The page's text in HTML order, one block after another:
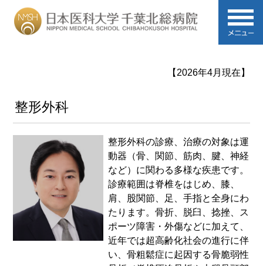
【2026年4月現在】
整形外科
整形外科の診療、治療の対象は運
動器（骨、関節、筋肉、腱、神経
など）に関わる多様な疾患です。
診療範囲は脊椎をはじめ、膝、
肩、股関節、足、手指と全身にわ
たります。骨折、脱臼、捻挫、ス
ポーツ障害・外傷などに加えて、
近年では超高齢化社会の進行に伴
い、骨粗鬆症に起因する骨脆弱性